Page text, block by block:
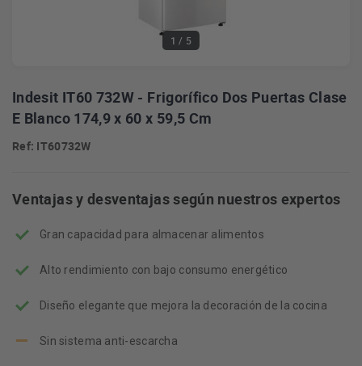
1 / 5
Indesit IT60 732W - Frigorífico Dos Puertas Clase
E Blanco 174,9 x 60 x 59,5 Cm
Ref: IT60732W
Ventajas y desventajas según nuestros expertos
Gran capacidad para almacenar alimentos
Alto rendimiento con bajo consumo energético
Diseño elegante que mejora la decoración de la cocina
Sin sistema anti-escarcha